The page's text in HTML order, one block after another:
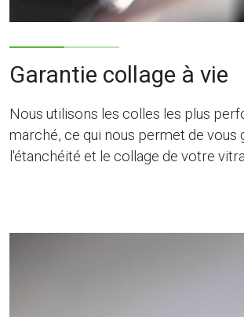
Garantie collage à vie
Nous utilisons les colles les plus
marché, ce qui nous permet de vous
l'étanchéité et le collage de votre